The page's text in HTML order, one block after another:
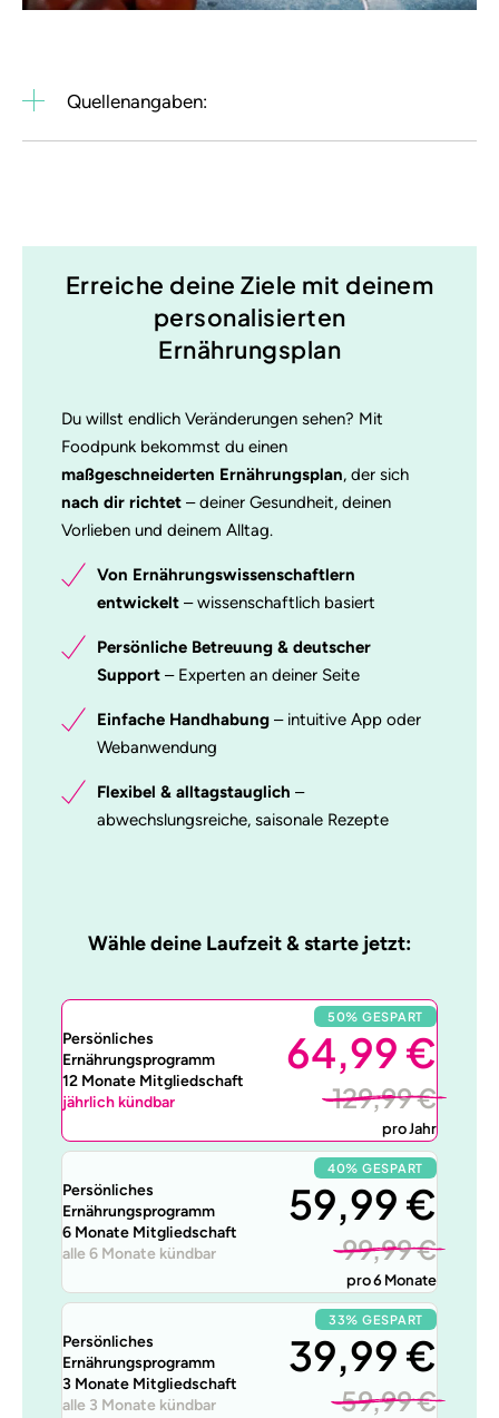
Quellenangaben:
Erreiche deine Ziele mit deinem
personalisierten
Ernährungsplan
Du willst endlich Veränderungen sehen? Mit
Foodpunk bekommst du einen
maßgeschneiderten Ernährungsplan, der sich
nach dir richtet – deiner Gesundheit, deinen
Vorlieben und deinem Alltag.
Von Ernährungswissenschaftlern
entwickelt – wissenschaftlich basiert
Persönliche Betreuung & deutscher
Support – Experten an deiner Seite
Einfache Handhabung – intuitive App oder
Webanwendung
Flexibel & alltagstauglich –
abwechslungsreiche, saisonale Rezepte
Wähle deine Laufzeit & starte jetzt:
Persönliches
Ernährungsprogramm
12 Monate Mitgliedschaft
jährlich kündbar
50% GESPART
64,99 €
129,99 €
pro Jahr
Persönliches
Ernährungsprogramm
6 Monate Mitgliedschaft
alle 6 Monate kündbar
40% GESPART
59,99 €
99,99 €
pro 6 Monate
Persönliches
Ernährungsprogramm
3 Monate Mitgliedschaft
alle 3 Monate kündbar
33% GESPART
39,99 €
59,99 €